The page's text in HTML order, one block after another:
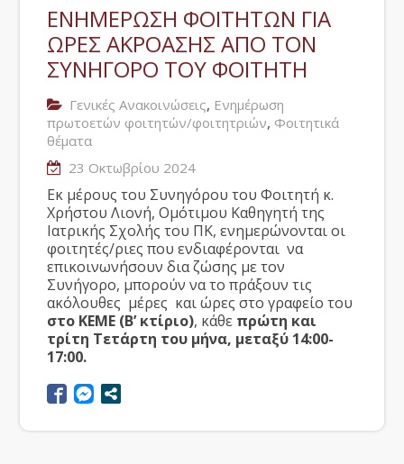
ΕΝΗΜΕΡΩΣΗ ΦΟΙΤΗΤΩΝ ΓΙΑ
ΩΡΕΣ ΑΚΡΟΑΣΗΣ ΑΠΟ ΤΟΝ
ΣΥΝΗΓΟΡΟ ΤΟΥ ΦΟΙΤΗΤΗ
Γενικές Ανακοινώσεις, Ενημέρωση
πρωτοετών φοιτητών/φοιτητριών, Φοιτητικά
θέματα
23 Οκτωβρίου 2024
Εκ μέρους του Συνηγόρου του Φοιτητή κ.
Χρήστου Λιονή, Ομότιμου Καθηγητή της
Ιατρικής Σχολής του ΠΚ, ενημερώνονται οι
φοιτητές/ριες που ενδιαφέρονται να
επικοινωνήσουν δια ζώσης με τον
Συνήγορο, μπορούν να το πράξουν τις
ακόλουθες μέρες και ώρες στο γραφείο του
στο ΚΕΜΕ (Β’ κτίριο), κάθε πρώτη και
τρίτη Τετάρτη του μήνα, μεταξύ 14:00-
17:00.